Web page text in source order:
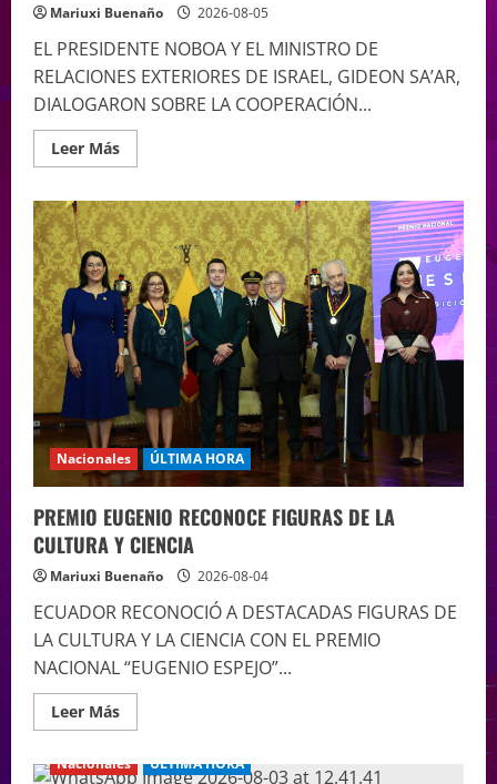
Mariuxi Buenaño 2026-08-05
EL PRESIDENTE NOBOA Y EL MINISTRO DE
RELACIONES EXTERIORES DE ISRAEL, GIDEON SA’AR,
DIALOGARON SOBRE LA COOPERACIÓN...
Leer Más
Nacionales ÚLTIMA HORA
PREMIO EUGENIO RECONOCE FIGURAS DE LA
CULTURA Y CIENCIA
Mariuxi Buenaño 2026-08-04
ECUADOR RECONOCIÓ A DESTACADAS FIGURAS DE
LA CULTURA Y LA CIENCIA CON EL PREMIO
NACIONAL “EUGENIO ESPEJO”...
Leer Más
Nacionales ÚLTIMA HORA